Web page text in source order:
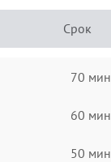
Срок
70 мин
60 мин
50 мин